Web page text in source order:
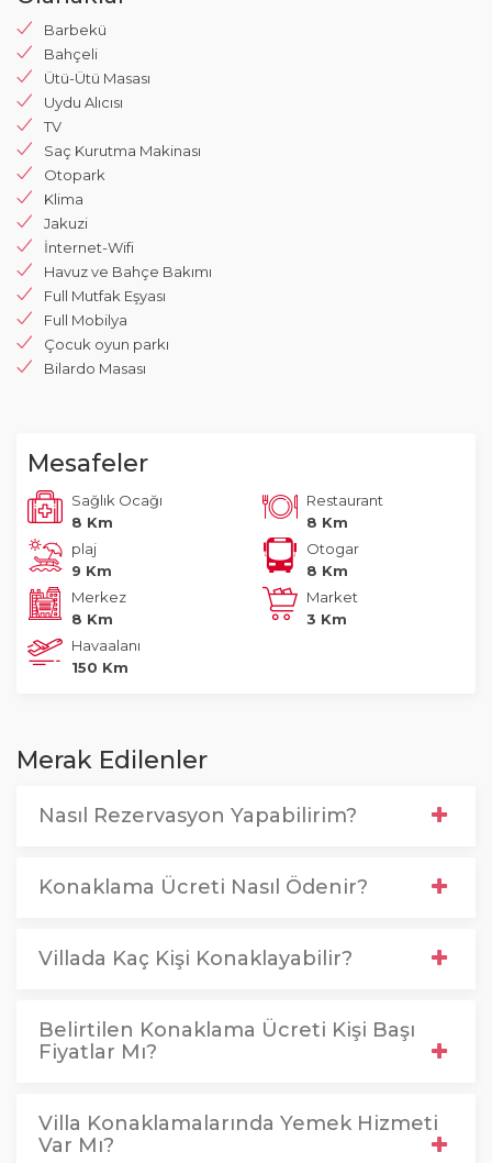
Barbekü
Bahçeli
Ütü-Ütü Masası
Uydu Alıcısı
TV
Saç Kurutma Makinası
Otopark
Klima
Jakuzi
İnternet-Wifi
Havuz ve Bahçe Bakımı
Full Mutfak Eşyası
Full Mobilya
Çocuk oyun parkı
Bilardo Masası
Mesafeler
Sağlık Ocağı
8 Km
Restaurant
8 Km
plaj
9 Km
Otogar
8 Km
Merkez
8 Km
Market
3 Km
Havaalanı
150 Km
Merak Edilenler
Nasıl Rezervasyon Yapabilirim?
Konaklama Ücreti Nasıl Ödenir?
Villada Kaç Kişi Konaklayabilir?
Belirtilen Konaklama Ücreti Kişi Başı
Fiyatlar Mı?
Villa Konaklamalarında Yemek Hizmeti
Var Mı?